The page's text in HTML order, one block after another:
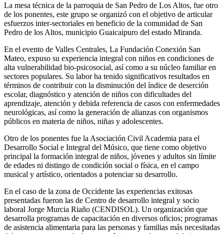
La mesa técnica de la parroquia de San Pedro de Los Altos, fue otro
de los ponentes, este grupo se organizó con el objetivo de articular
esfuerzos inter-sectoriales en beneficio de la comunidad de San
Pedro de los Altos, municipio Guaicaipuro del estado Miranda.
En el evento de Valles Centrales, La Fundación Conexión San
Mateo, expuso su experiencia integral con niños en condiciones de
alta vulnerabilidad bio-psicosocial, así como a su núcleo familiar en
sectores populares. Su labor ha tenido significativos resultados en
términos de contribuir con la disminución del índice de deserción
escolar, diagnóstico y atención de niños con dificultades del
aprendizaje, atención y debida referencia de casos con enfermedades
neurológicas, así como la generación de alianzas con organismos
públicos en materia de niños, niñas y adolescentes.
Otro de los ponentes fue la Asociación Civil Academia para el
Desarrollo Social e Integral del Músico, que tiene como objetivo
principal la formación integral de niños, jóvenes y adultos sin límite
de edades ni distingo de condición social o física, en el campo
musical y artístico, orientados a potenciar su desarrollo.
En el caso de la zona de Occidente las experiencias exitosas
presentadas fueron las de Centro de desarrollo integral y socio
laboral Jorge Murcia Riaño (CENDISOL). Un organización que
desarrolla programas de capacitación en diversos oficios; programas
de asistencia alimentaria para las personas y familias más necesitadas